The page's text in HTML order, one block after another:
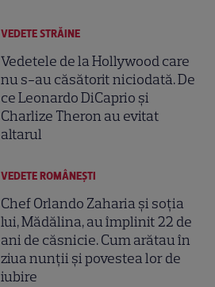
VEDETE STRĂINE
Vedetele de la Hollywood care
nu s-au căsătorit niciodată. De
ce Leonardo DiCaprio și
Charlize Theron au evitat
altarul
VEDETE ROMÂNEŞTI
Chef Orlando Zaharia și soția
lui, Mădălina, au împlinit 22 de
ani de căsnicie. Cum arătau în
ziua nunții și povestea lor de
iubire